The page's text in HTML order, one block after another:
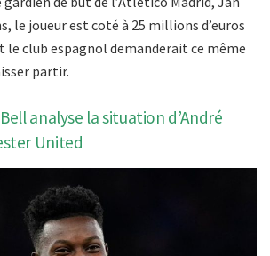
le joueur est coté à 25 millions d’euros
le club espagnol demanderait ce même
partir.
analyse la situation d’André
United